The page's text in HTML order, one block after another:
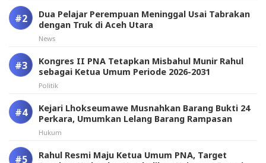
Dua Pelajar Perempuan Meninggal Usai Tabrakan
dengan Truk di Aceh Utara
News
Kongres II PNA Tetapkan Misbahul Munir Rahul
sebagai Ketua Umum Periode 2026-2031
Politik
Kejari Lhokseumawe Musnahkan Barang Bukti 24
Perkara, Umumkan Lelang Barang Rampasan
Hukum
Rahul Resmi Maju Ketua Umum PNA, Target